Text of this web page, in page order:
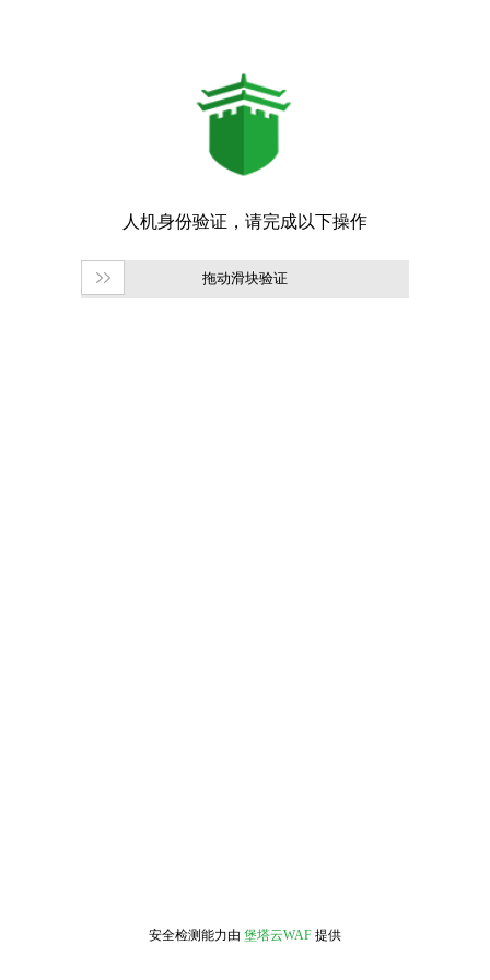
拖动滑块验证
安全检测能力由 堡塔云WAF 提供